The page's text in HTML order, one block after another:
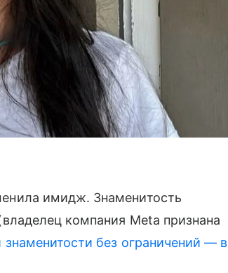
имидж. Знаменитость
компания Meta признана
без ограничений — в